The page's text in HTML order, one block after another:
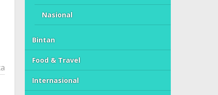
Nasional
Bintan
Food & Travel
Internasional